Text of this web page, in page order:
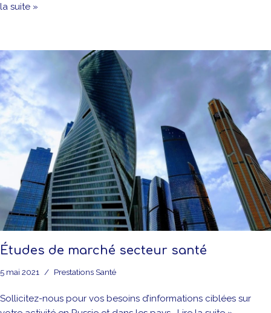
la suite »
Études de marché secteur santé
5 mai 2021 Prestations Santé
Sollicitez-nous pour vos besoins d’informations ciblées sur